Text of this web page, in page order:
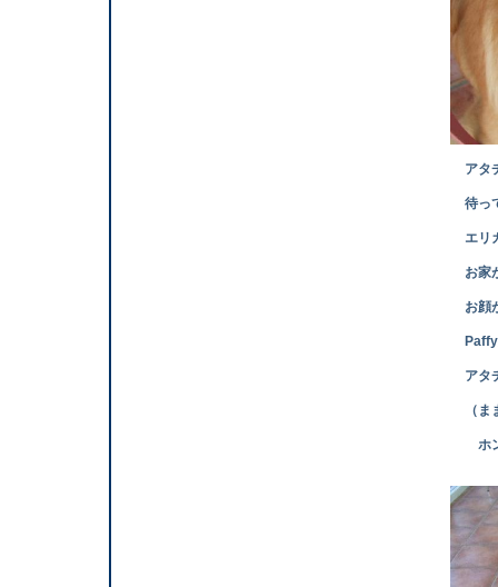
アタチ ここ
待って
エリカちゃん
お家がワンち
お顔が真っ白
Paffy姉さんは
アタチは初め
（ままったら
ホント 抜